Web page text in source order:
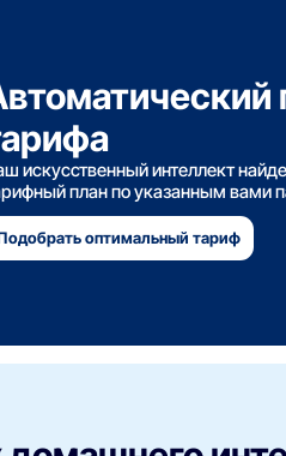
искусственный интеллект
план по указанным вами
оптимальный тариф